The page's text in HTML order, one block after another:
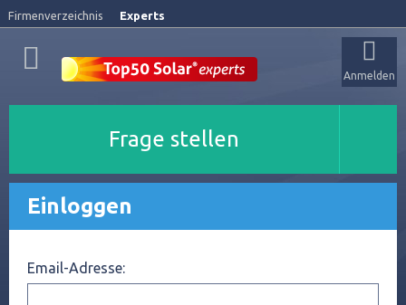
Firmenverzeichnis Experts
Anmelden
Frage stellen
Einloggen
Email-Adresse: